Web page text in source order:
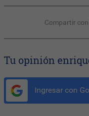
Compartir
Tu opinión
Ingresar con